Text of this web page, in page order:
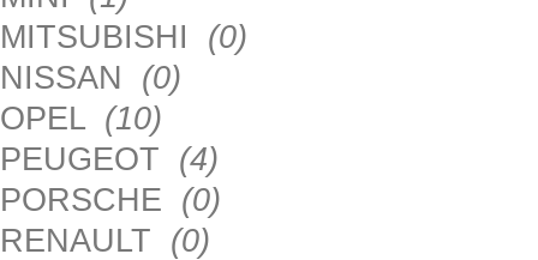
MITSUBISHI (0)
NISSAN (0)
OPEL (10)
PEUGEOT (4)
PORSCHE (0)
RENAULT (0)